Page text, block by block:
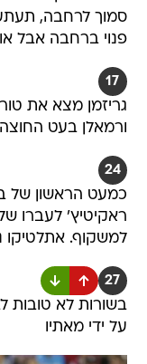
סמוך לרחבה,
פנוי ברחבה אבל
17
גריזמן מצא את
ורמאלן בעט החוצה
24
כמעט הראשון של
ראקיטיץ' לעברו
למשקוף. אתלטיקו
27
בשורות לא טובות
על ידי מאתיו